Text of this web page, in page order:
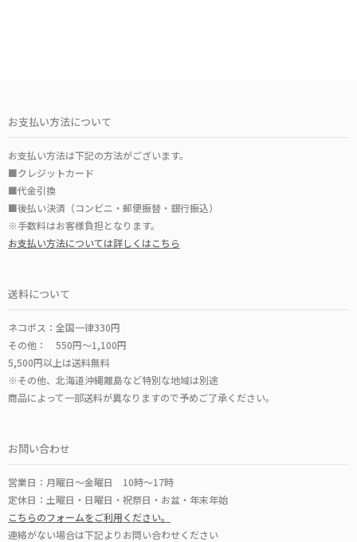
お支払い方法について
お支払い方法は下記の方法がございます。
■クレジットカード
■代金引換
■後払い決済（コンビニ・郵便振替・銀行振込）
※手数料はお客様負担となります。
お支払い方法については詳しくはこちら
送料について
ネコポス：全国一律330円
その他： 550円～1,100円
5,500円以上は送料無料
※その他、北海道沖縄離島など特別な地域は別途
商品によって一部送料が異なりますので予めご了承ください。
お問い合わせ
営業日：月曜日～金曜日 10時～17時
定休日：土曜日・日曜日・祝祭日・お盆・年末年始
こちらのフォームをご利用ください。
連絡がない場合は下記よりお問い合わせください